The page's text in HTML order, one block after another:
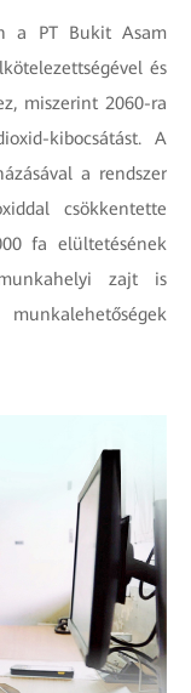
a PT Bukit Asam
és
miszerint 2060-ra
kibocsátást. A
a rendszer
csökkentette
fa elültetésének
zajt is